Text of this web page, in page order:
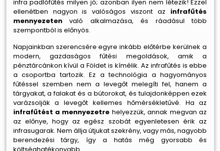
infra padlófűtés milyen jó; azonban ilyen nem létezik! Ezzel
ellenétben nagyon is valóságos viszont az infrafűtés
mennyezetenvaló alkalmazása, és ráadásul több
szempontból is előnyös.
Napjainkban szerencsére egyre inkább előtérbe kerülnek a
modern, gazdaságos fűtési megoldások, amik a
pénztárcánkon kívül a Földet is kímélik. Az infrafűtés is ebbe
a csoportba tartozik. Ez a technológia a hagyományos
fűtéssel szemben nem a levegőt melegíti fel, hanem a
tárgyakat, a falakat és a bútorokat, és tulajdonképpen ezek
varázsolják a levegőt kellemes hőmérsékletűvé. Ha az
infrafűtést a mennyezetre helyezzük, annak megvan az
az előnye, hogy az egész szobát egyenletesen érik az
infrasugarak. Nem állja útjukat szekrény, vagy más, nagyobb
berendezési tárgy, így a hatás még gyorsabb és